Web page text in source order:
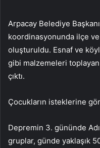
Arpacay Belediye
koordinasyonunda ilçe
oluşturuldu. Esnaf ve
gibi malzemeleri toplayan
çıktı.
Çocukların isteklerine
Depremin 3. gününde
gruplar, günde yaklaşık